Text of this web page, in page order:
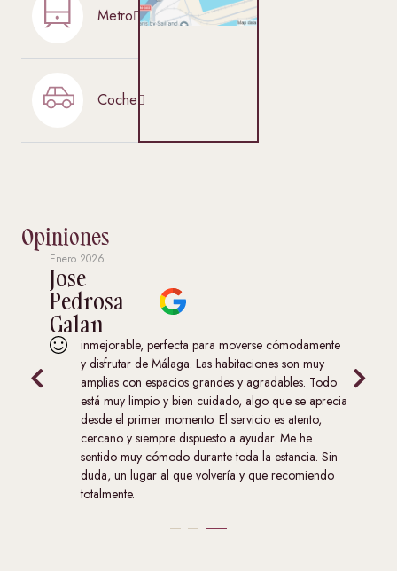
Metro
Coche
Opiniones
13/01/2026
Celia
(Booking)
Positivo: Me encantó el apartamento, la
comodidad, la luz y tantas ventanas.
Negativo: Me gustó todo